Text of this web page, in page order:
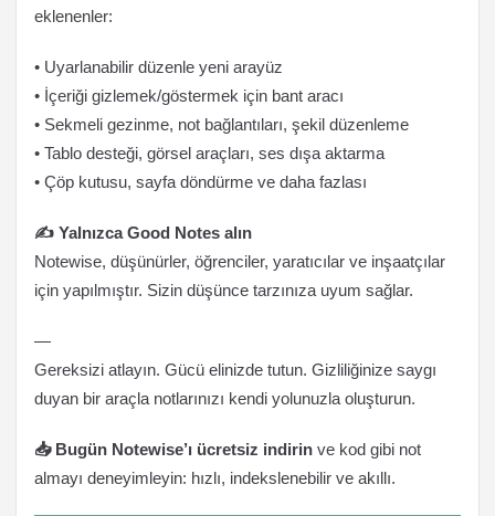
eklenenler:
• Uyarlanabilir düzenle yeni arayüz
• İçeriği gizlemek/göstermek için bant aracı
• Sekmeli gezinme, not bağlantıları, şekil düzenleme
• Tablo desteği, görsel araçları, ses dışa aktarma
• Çöp kutusu, sayfa döndürme ve daha fazlası
✍️ Yalnızca Good Notes alın
Notewise, düşünürler, öğrenciler, yaratıcılar ve inşaatçılar
için yapılmıştır. Sizin düşünce tarzınıza uyum sağlar.
—
Gereksizi atlayın. Gücü elinizde tutun. Gizliliğinize saygı
duyan bir araçla notlarınızı kendi yolunuzla oluşturun.
📥 Bugün Notewise’ı ücretsiz indirin ve kod gibi not
almayı deneyimleyin: hızlı, indekslenebilir ve akıllı.